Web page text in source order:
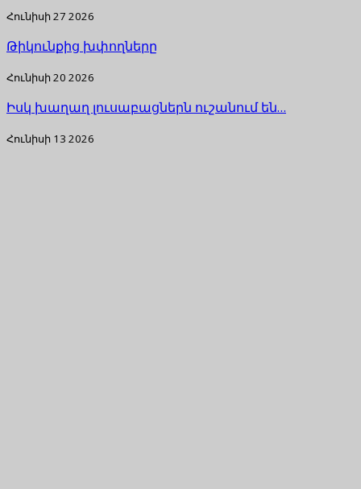
Հունիսի 27 2026
Թիկունքից խփողները
Հունիսի 20 2026
Իսկ խաղաղ լուսաբացներն ուշանում են…
Հունիսի 13 2026